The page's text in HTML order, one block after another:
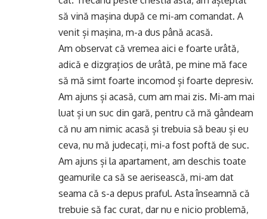
să vină mașina după ce mi-am comandat. A
venit și mașina, m-a dus până acasă.
Am observat că vremea aici e foarte urâtă,
adică e dizgrațios de urâtă, pe mine mă face
să mă simt foarte incomod și foarte depresiv.
Am ajuns și acasă, cum am mai zis. Mi-am mai
luat și un suc din gară, pentru că mă gândeam
că nu am nimic acasă și trebuia să beau și eu
ceva, nu mă judecați, mi-a fost poftă de suc.
Am ajuns și la apartament, am deschis toate
geamurile ca să se aerisească, mi-am dat
seama că s-a depus praful. Asta înseamnă că
trebuie să fac curat, dar nu e nicio problemă,